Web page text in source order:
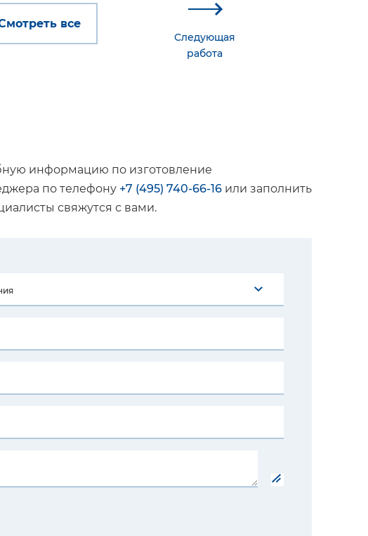
все
Следующая
работа
информацию по изготовление
по телефону +7 (495) 740-66-16 или заполнить
свяжутся с вами.